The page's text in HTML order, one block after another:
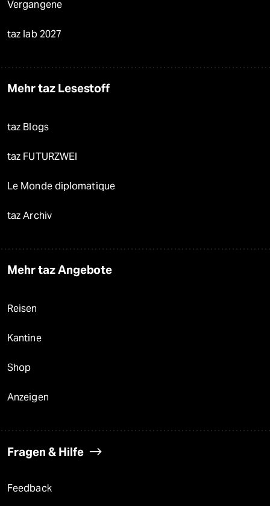
Vergangene
taz lab 2027
Mehr taz Lesestoff
taz Blogs
taz FUTURZWEI
Le Monde diplomatique
taz Archiv
Mehr taz Angebote
Reisen
Kantine
Shop
Anzeigen
Fragen & Hilfe
Feedback